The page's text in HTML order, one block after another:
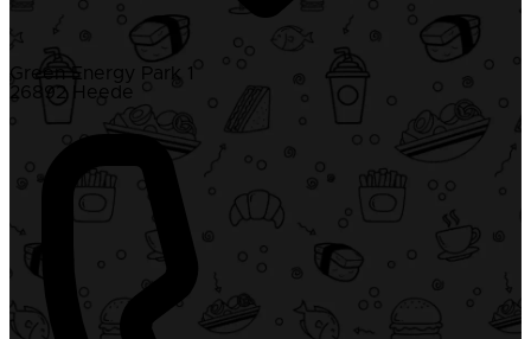
Green Energy Park 1
26892 Heede